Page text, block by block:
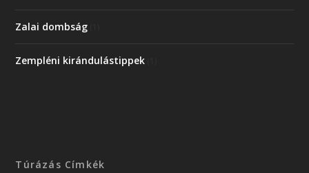
Zalai dombság
Zempléni kirándulástippek
Túrázás Címkék